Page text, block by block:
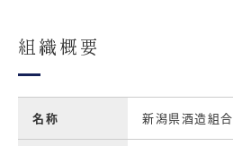
組織概要
名称 新潟県酒造組合